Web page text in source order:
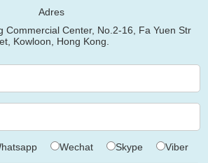
Adres
Commercial Center, No.2-16, Fa Yuen Str
Kowloon, Hong Kong.
Wechat Skype Viber